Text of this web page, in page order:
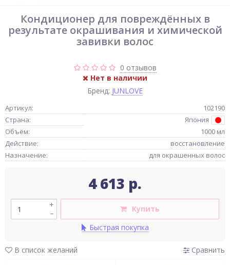
Кондиционер для повреждённых в
результате окрашивания и химической
завивки волос
0 отзывов
Нет в наличии
Бренд: JUNLOVE
Артикул:
102190
Страна:
Япония
Объём:
1000 мл
Действие:
восстановление
Назначение:
для окрашенных волос
4 613 р.
–
+
Купить
Быстрая покупка
В список желаний Сравнить